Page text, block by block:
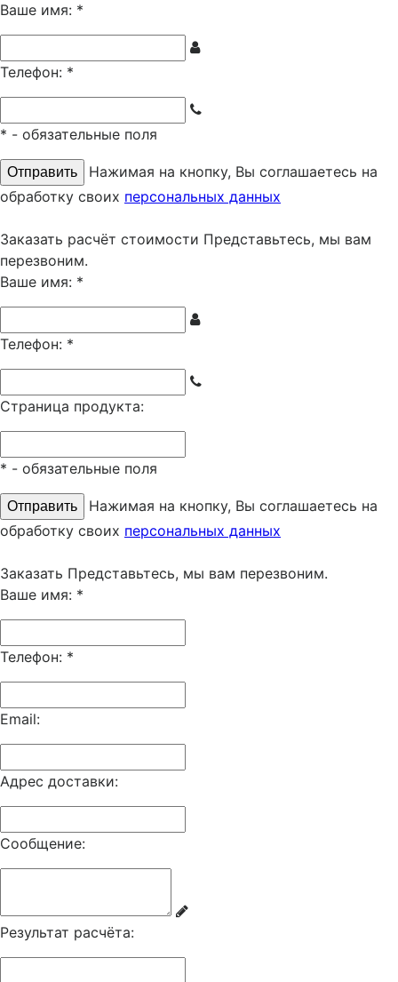
Ваше имя: *
Телефон: *
* - обязательные поля
Нажимая на кнопку, Вы соглашаетесь на
обработку своих персональных данных
Заказать расчёт стоимости Представьтесь, мы вам
перезвоним.
Ваше имя: *
Телефон: *
Страница продукта:
* - обязательные поля
Нажимая на кнопку, Вы соглашаетесь на
обработку своих персональных данных
Заказать Представьтесь, мы вам перезвоним.
Ваше имя: *
Телефон: *
Email:
Адрес доставки:
Сообщение:
Результат расчёта: